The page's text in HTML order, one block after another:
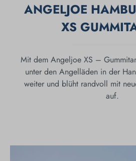
ANGELJOE
XS
Mit dem Angeljoe XS –
unter den Angelläden in der
weiter und blüht randvoll mit
auf.